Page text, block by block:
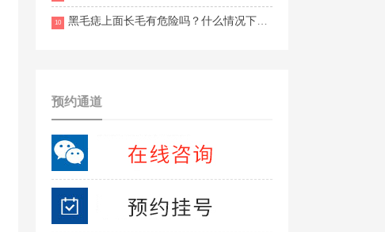
10 黑毛痣上面长毛有危险吗？什么情况下要尽快就医？
预约通道